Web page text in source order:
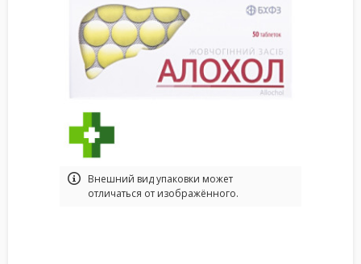
Bнешний вид упаковки может
отличаться от изображённого.